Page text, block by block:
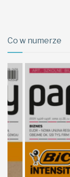
Co w numerze